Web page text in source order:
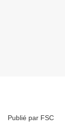
Publié par FSC